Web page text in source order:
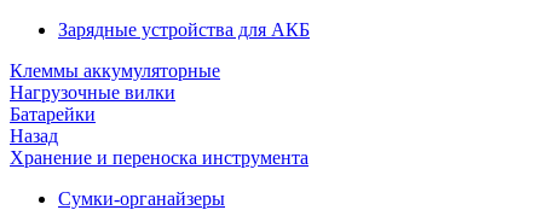
Зарядные устройства для АКБ
Клеммы аккумуляторные
Нагрузочные вилки
Батарейки
Назад
Хранение и переноска инструмента
Сумки-органайзеры